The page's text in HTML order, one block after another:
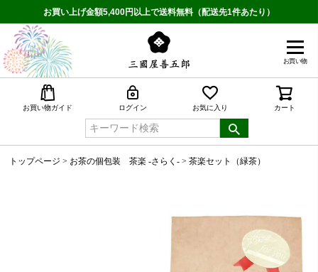
お買い上げ金額5,400円以上で送料無料（配送先1件あたり）
お買い物
お買い物ガイド ログイン お気に入り カート
トップページ お茶の個包装 茶楽 -さらく- 茶楽セット（緑茶）